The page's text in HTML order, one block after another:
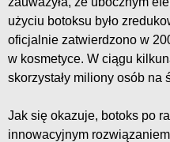
użyciu botoksu było
oficjalnie zatwierdzono w
w kosmetyce. W ciągu
skorzystały miliony osób na
Jak się okazuje, botoks po
innowacyjnym